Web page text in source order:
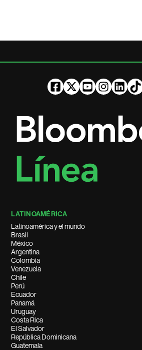
LATINOAMÉRICA
Latinoamérica y el mundo
Brasil
México
Argentina
Colombia
Venezuela
Chile
Perú
Ecuador
Panamá
Uruguay
Costa Rica
El Salvador
República Dominicana
Guatemala